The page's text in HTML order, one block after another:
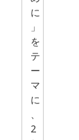
に
」
を
テ
ー
マ
に
、
2